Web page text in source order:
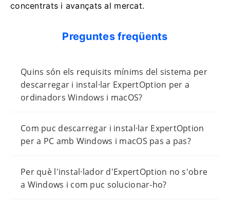
concentrats i avançats al mercat.
Preguntes freqüents
Quins són els requisits mínims del sistema per
descarregar i instal·lar ExpertOption per a
ordinadors Windows i macOS?
Com puc descarregar i instal·lar ExpertOption
per a PC amb Windows i macOS pas a pas?
Per què l'instal·lador d'ExpertOption no s'obre
a Windows i com puc solucionar-ho?